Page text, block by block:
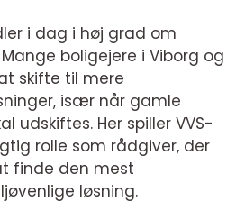
i dag i høj grad om
boligejere i Viborg og
skifte til mere
især når gamle
udskiftes. Her spiller VVS-
rolle som rådgiver, der
finde den mest
løsning.